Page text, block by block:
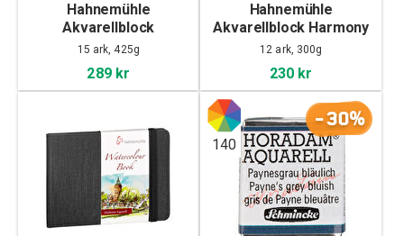
Hahnemühle
Akvarellblock
Anniversary Cold
Pressed 30x40cm
15 ark, 425g
289 kr
Hahnemühle
Akvarellblock Harmony
Cold Pressed 30x40cm
12 ark, 300g
230 kr
-30%
140